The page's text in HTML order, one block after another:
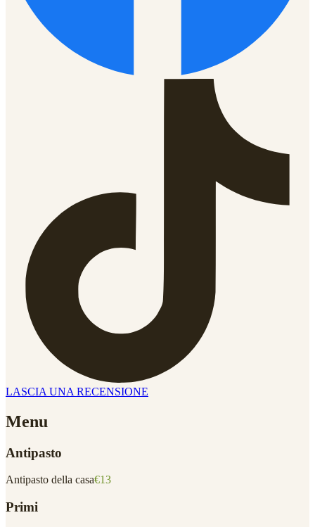
LASCIA UNA RECENSIONE
Menu
Antipasto
Antipasto della casa€13
Primi